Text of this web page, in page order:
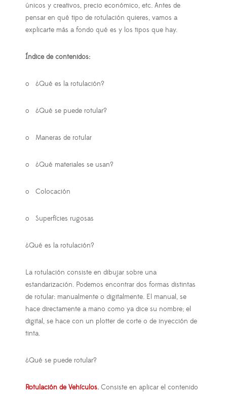
únicos y creativos, precio económico, etc. Antes de
pensar en qué tipo de rotulación quieres, vamos a
explicarte más a fondo qué es y los tipos que hay.
Índice de contenidos:
o ¿Qué es la rotulación?
o ¿Qué se puede rotular?
o Maneras de rotular
o ¿Qué materiales se usan?
o Colocación
o Superfícies rugosas
¿Qué es la rotulación?
La rotulación consiste en dibujar sobre una
estandarización. Podemos encontrar dos formas distintas
de rotular: manualmente o digitalmente. El manual, se
hace directamente a mano como ya dice su nombre; el
digital, se hace con un plotter de corte o de inyección de
tinta.
¿Qué se puede rotular?
Rotulación de Vehículos. Consiste en aplicar el contenido